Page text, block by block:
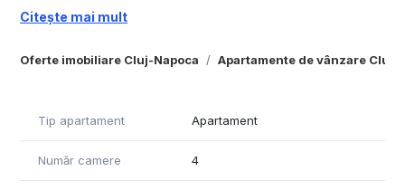
Oferte imobiliare Cluj-Napoca Apartamente de vânzare Cluj-
confortul unei familii:living generos cu bucătărie open-
space3 dormitoare luminoase2 băi2 holuri (hol de acces +
mobilat și utilat, cu electrocasnice premium Bosch și
mutat, fără investiții suplimentare.Liniștea, spațiile verzi și
luminozitatea oferă un ambient plăcut, ideal pentru familii
care își doresc un stil de viață echilibrat, aproape de oraș,
dar departe de agitație.Localizare excelentă – foarte
Citește mai mult
Tip apartament Apartament
Număr camere 4